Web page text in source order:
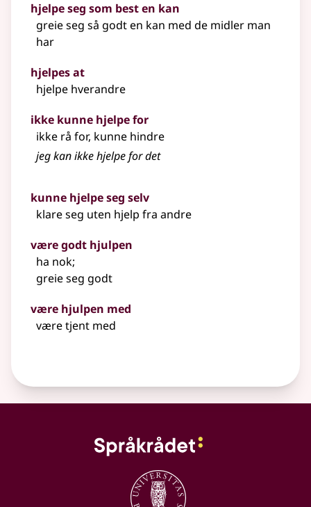
hjelpe seg som best en kan
greie seg så godt en kan med de midler man
har
hjelpes at
hjelpe hverandre
ikke kunne hjelpe for
ikke rå for, kunne hindre
jeg kan ikke hjelpe for det
kunne hjelpe seg selv
klare seg uten hjelp fra andre
være godt hjulpen
ha nok;
greie seg godt
være hjulpen med
være tjent med